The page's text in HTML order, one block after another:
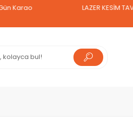
LAZER KESİM TAVAN